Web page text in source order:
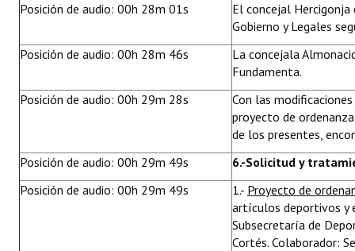
Posición de audio: 00h 28m 01s
El concejal
Gobierno y Legales
Posición de audio: 00h 28m 46s
La concejala
Fundamenta.
Posición de audio: 00h 29m 28s
Con las
proyecto de
de los presentes,
Posición de audio: 00h 29m 49s
6.-Solicitud y
Posición de audio: 00h 29m 49s
1.- Proyecto de
artículos deportivos y
Subsecretaría de
Cortés. Colaborador: